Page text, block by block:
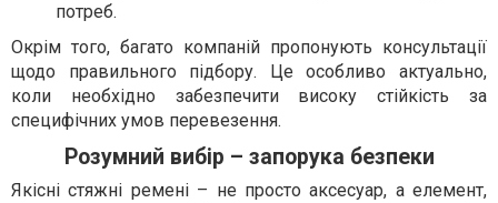
потреб.
Окрім того, багато компаній пропонують консультації
щодо правильного підбору. Це особливо актуально,
коли необхідно забезпечити високу стійкість за
специфічних умов перевезення.
Розумний вибір – запорука безпеки
Якісні стяжні ремені – не просто аксесуар, а елемент,